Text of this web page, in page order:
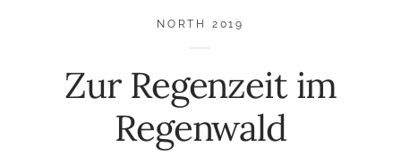
NORTH 2019
Zur Regenzeit im
Regenwald